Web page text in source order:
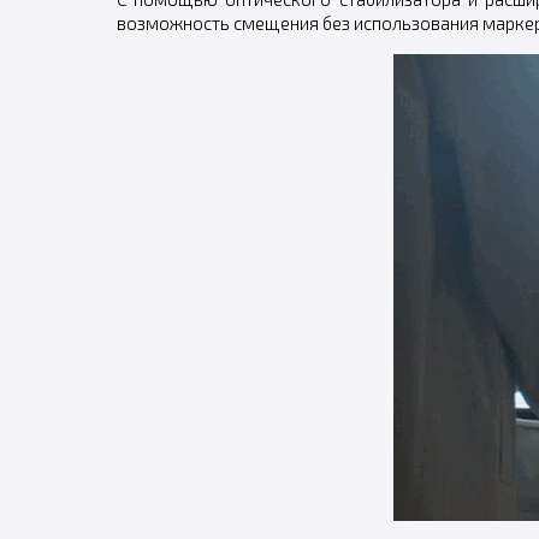
возможность смещения без использования